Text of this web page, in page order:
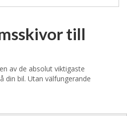
till
av de absolut viktigaste
din bil. Utan välfungerande